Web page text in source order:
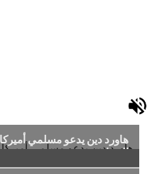
هاورد دين يدعو مسلمي
السياسي